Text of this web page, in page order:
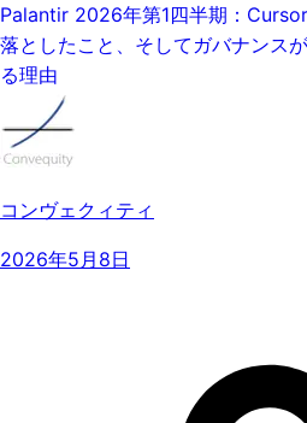
Palantir 2026年第1四半期：
落としたこと、そしてガバナンス
る理由
コンヴェクィティ
2026年5月8日